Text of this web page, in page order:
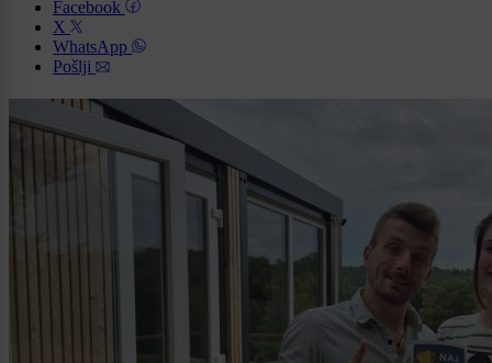
Facebook
X
WhatsApp
Pošlji